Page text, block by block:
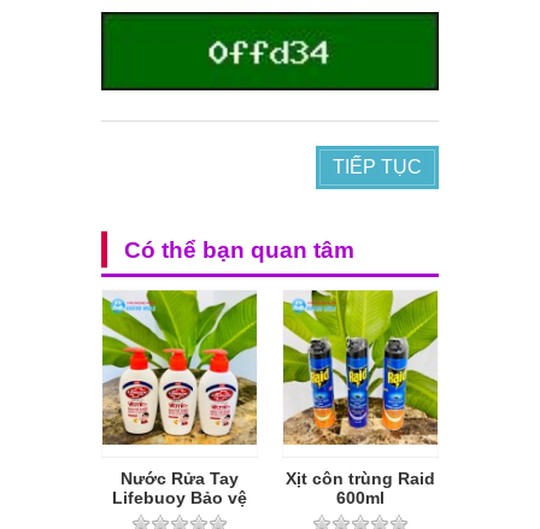
TIẾP TỤC
Có thể bạn quan tâm
Nước Rửa Tay
Lifebuoy Bảo vệ
vượt trội 180g (Đỏ)
Xịt côn trùng Raid
600ml